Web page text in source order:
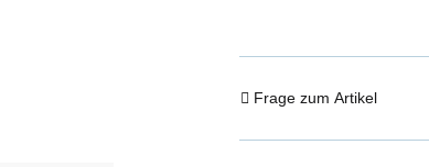
Frage zum Artikel